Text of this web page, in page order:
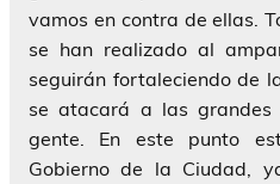
vamos en contra de ellas.
se han realizado al
seguirán fortaleciendo de
se atacará a las grandes
gente. En este punto
Gobierno de la Ciudad,